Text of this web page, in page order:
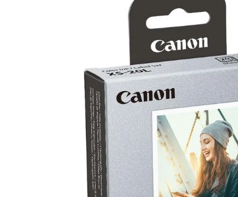
. peak design
lavaliera
6. canon sx740 hs
7. card memorie
sony fx
9 . dji mic mini
10 . dji osmo pocket 4